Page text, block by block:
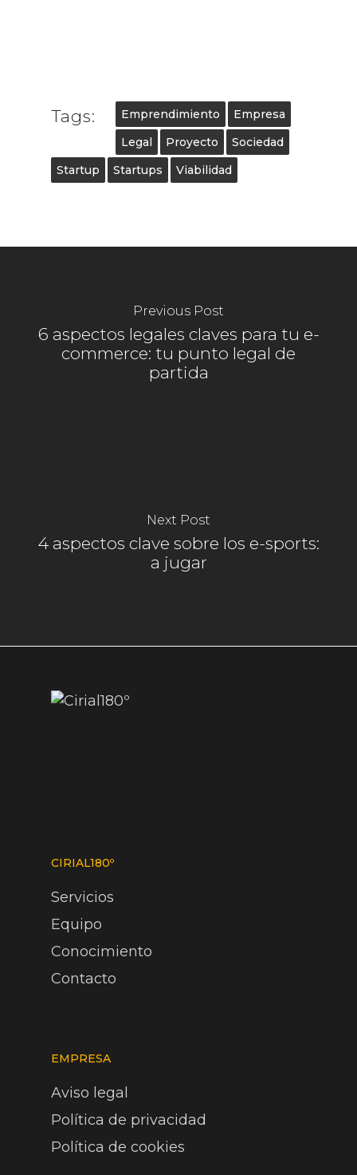
Tags: Emprendimiento
Empresa
Legal
Proyecto
Sociedad
Startup
Startups Viabilidad
Previous Post
6 aspectos legales claves para tu e-
commerce: tu punto legal de
partida
Next Post
4 aspectos clave sobre los e-sports:
a jugar
CIRIAL180º
Servicios
Equipo
Conocimiento
Contacto
EMPRESA
Aviso legal
Política de privacidad
Política de cookies